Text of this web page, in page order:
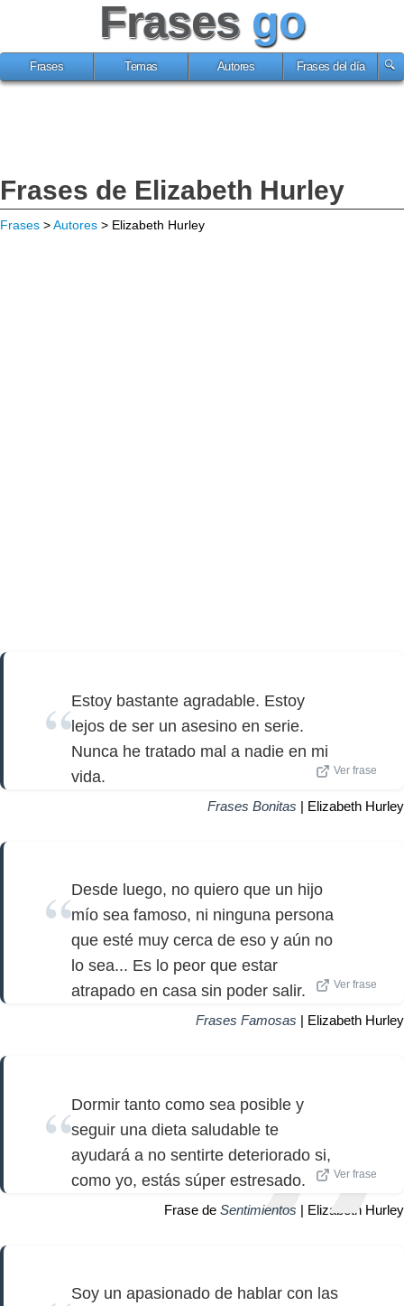
Frases go
Frases Temas Autores Frases del día
Frases de Elizabeth Hurley
Frases >Autores > Elizabeth Hurley
Estoy bastante agradable. Estoy
lejos de ser un asesino en serie.
Nunca he tratado mal a nadie en mi
vida.
Ver frase
Frases Bonitas | Elizabeth Hurley
Desde luego, no quiero que un hijo
mío sea famoso, ni ninguna persona
que esté muy cerca de eso y aún no
lo sea... Es lo peor que estar
atrapado en casa sin poder salir.
Ver frase
Frases Famosas | Elizabeth Hurley
Dormir tanto como sea posible y
seguir una dieta saludable te
ayudará a no sentirte deteriorado si,
como yo, estás súper estresado.
Ver frase
Frase de Sentimientos | Elizabeth Hurley
Soy un apasionado de hablar con las